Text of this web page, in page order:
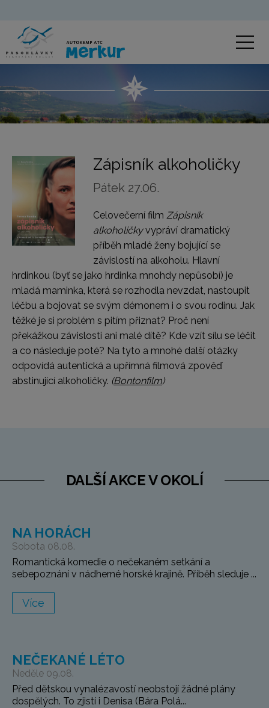
Zápisník alkoholičky
Pátek 27.06.
Celovečerní film Zápisník
alkoholičkyvypráví dramatický
příběh mladé ženy bojující se
závislostí na alkoholu. Hlavní
hrdinkou (byť se jako hrdinka mnohdy nepůsobí) je
mladá maminka, která se rozhodla nevzdat, nastoupit
léčbu a bojovat se svým démonem i o svou rodinu. Jak
těžké je si problém s pitím přiznat? Proč není
překážkou závislosti ani malé dítě? Kde vzít sílu se léčit
a co následuje poté? Na tyto a mnohé další otázky
odpovídá autentická a upřímná filmová zpověď
abstinující alkoholičky. (Bontonfilm)
DALŠÍ AKCE V OKOLÍ
NA HORÁCH
Sobota 08.08.
Romantická komedie o nečekaném setkání a
sebepoznání v nádherné horské krajině. Příběh sleduje ...
Více
NEČEKANÉ LÉTO
Neděle 09.08.
Před dětskou vynalézavostí neobstojí žádné plány
dospělých. To zjistí i Denisa (Bára Polá...